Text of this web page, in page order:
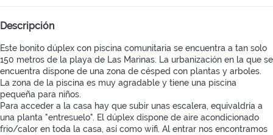
Descripción
Este bonito dúplex con piscina comunitaria se encuentra a tan solo
150 metros de la playa de Las Marinas. La urbanización en la que se
encuentra dispone de una zona de césped con plantas y arboles.
La zona de la piscina es muy agradable y tiene una piscina
pequeña para niños.
Para acceder a la casa hay que subir unas escalera, equivaldría a
una planta "entresuelo". El dúplex dispone de aire acondicionado
frio/calor en toda la casa, así como wifi. Al entrar nos encontramos